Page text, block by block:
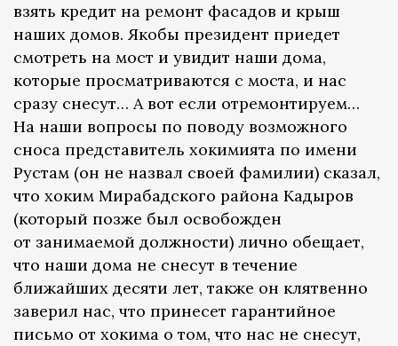
взять кредит на ремонт фасадов и крыш
наших домов. Якобы президент приедет
смотреть на мост и увидит наши дома,
которые просматриваются с моста, и нас
сразу снесут… А вот если отремонтируем…
На наши вопросы по поводу возможного
сноса представитель хокимията по имени
Рустам (он не назвал своей фамилии) сказал,
что хоким Мирабадского района Кадыров
(который позже был освобожден
от занимаемой должности) лично обещает,
что наши дома не снесут в течение
ближайших десяти лет, также он клятвенно
заверил нас, что принесет гарантийное
письмо от хокима о том, что нас не снесут,